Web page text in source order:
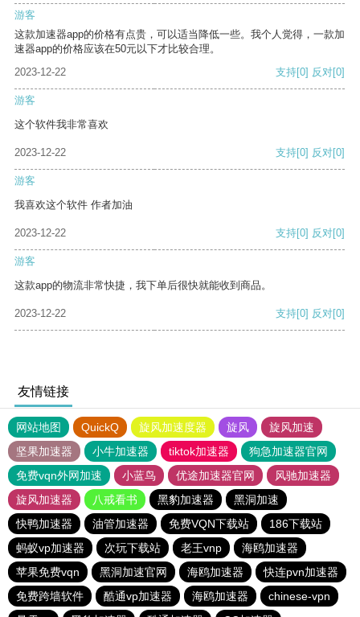
游客
这款加速器app的价格有点贵，可以适当降低一些。我个人觉得，一款加
速器app的价格应该在50元以下才比较合理。
2023-12-22
支持[0] 反对[0]
游客
这个软件我非常喜欢
2023-12-22 支持[0] 反对[0]
游客
我喜欢这个软件 作者加油
2023-12-22 支持[0] 反对[0]
游客
这款app的物流非常快捷，我下单后很快就能收到商品。
2023-12-22 支持[0] 反对[0]
友情链接
网站地图 QuickQ 旋风加速度器 旋风
旋风加速
坚果加速器
小牛加速器 tiktok加速器
狗急加速器官网
免费vqn外网加速
小蓝鸟 优途加速器官网
风驰加速器
旋风加速器
八戒看书 黑豹加速器
黑洞加速
快鸭加速器
油管加速器 免费VQN下载站
186下载站
蚂蚁vp加速器
次玩下载站 老王vnp
海鸥加速器
苹果免费vqn
黑洞加速官网 海鸥加速器
快连pvn加速器
免费跨墙软件
酷通vp加速器 海鸥加速器
chinese-vpn